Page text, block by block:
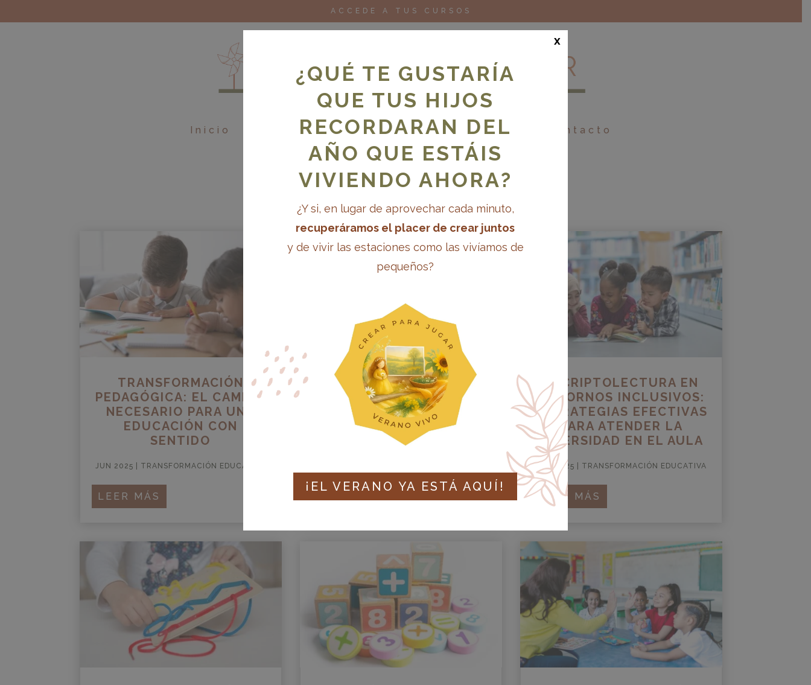
ACCEDE A TUS CURSOS
Inicio Cursos Para escuelas Blog Contacto
TRANSFORMACIÓN
PEDAGÓGICA: EL CAMBIO
NECESARIO PARA UNA
EDUCACIÓN CON
SENTIDO
JUN 2025 TRANSFORMACIÓN EDUCATIVA
LEER MÁS
ESTRATEGIAS
PEDAGÓGICAS PARA
FOMENTAR EL
PENSAMIENTO CRÍTICO
DESDE LA INFANCIA
ESCRIPTOLECTURA EN
ENTORNOS INCLUSIVOS:
ESTRATEGIAS EFECTIVAS
PARA ATENDER LA
DIVERSIDAD EN EL AULA
MAY 2025 TRANSFORMACIÓN EDUCATIVA
LEER MÁS
¿QUÉ TE GUSTARÍA
QUE TUS HIJOS
RECORDARAN DEL
AÑO QUE ESTÁIS
VIVIENDO AHORA?
¿Y si, en lugar de aprovechar cada minuto,
recuperáramos el placer de crear juntos
y de vivir las estaciones como las vivíamos de
pequeños?
¡EL VERANO YA ESTÁ AQUÍ!
x